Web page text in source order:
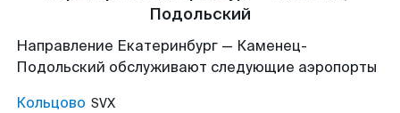
Подольский
Направление Екатеринбург — Каменец-
Подольский обслуживают следующие аэропорты
Кольцово SVX